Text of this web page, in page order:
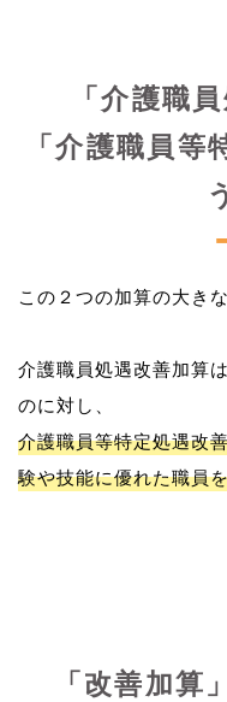
「介護職
「介護職員等
この２つの加算の大き
介護職員処遇改善加算
介護職員等特定処遇改
験や技能に優れた職員
「改善加算